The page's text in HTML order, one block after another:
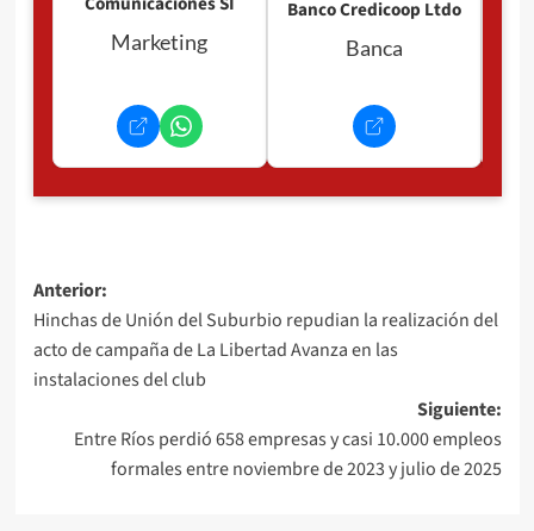
Marketing
Banco Credicoop Ltdo
Banca
Navegación
de
entradas
Anterior:
Hinchas de Unión del Suburbio repudian la realización del
acto de campaña de La Libertad Avanza en las
instalaciones del club
Siguiente:
Entre Ríos perdió 658 empresas y casi 10.000 empleos
formales entre noviembre de 2023 y julio de 2025